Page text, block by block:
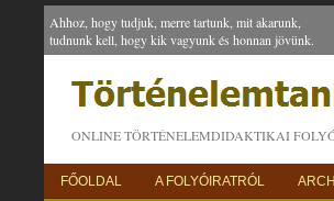
Ahhoz, hogy tudjuk, merre tartunk, mit akarunk,
tudnunk kell, hogy kik vagyunk és honnan jövünk.
ONLINE TÖRTÉNELEMDIDAKTIKAI
FŐOLDAL A FOLYÓIRATRÓL